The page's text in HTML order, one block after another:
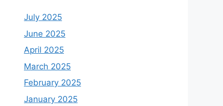
July 2025
June 2025
April 2025
March 2025
February 2025
January 2025